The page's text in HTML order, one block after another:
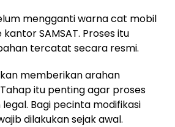
mengganti warna cat mobil
SAMSAT. Proses itu
tercatat secara resmi.
memberikan arahan
itu penting agar proses
Bagi pecinta modifikasi
dilakukan sejak awal.